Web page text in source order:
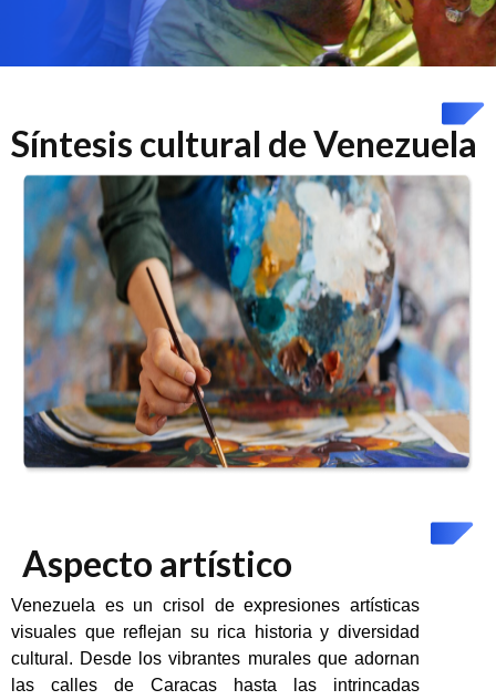
Síntesis cultural de Venezuela
Aspecto artístico
Venezuela es un crisol de expresiones artísticas
visuales que reflejan su rica historia y diversidad
cultural. Desde los vibrantes murales que adornan
las calles de Caracas hasta las intrincadas